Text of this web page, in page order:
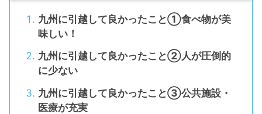
九州に引越して良かったこと①食べ物が美
味しい！
九州に引越して良かったこと②人が圧倒的
に少ない
九州に引越して良かったこと③公共施設・
医療が充実